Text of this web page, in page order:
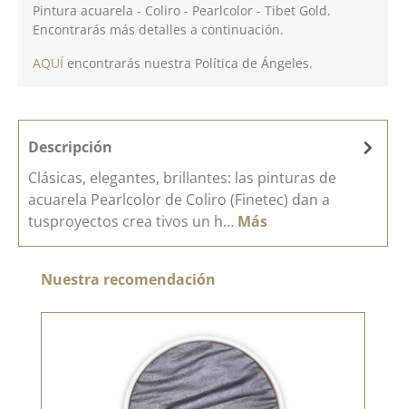
Pintura acuarela - Coliro - Pearlcolor - Tibet Gold.
Encontrarás más detalles a continuación.
AQUÍ encontrarás nuestra Política de Ángeles.
Descripción
Clásicas, elegantes, brillantes: las pinturas de
acuarela Pearlcolor de Coliro (Finetec) dan a
tusproyectos crea tivos un h… Más
Omitir la galería de productos
Nuestra recomendación